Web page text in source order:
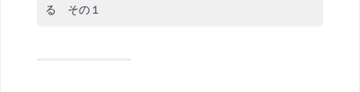
る その１